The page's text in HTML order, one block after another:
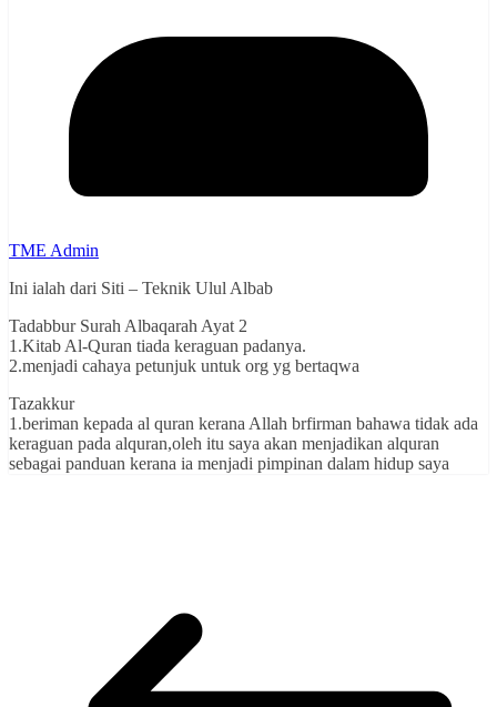
TME Admin
Ini ialah dari Siti – Teknik Ulul Albab
Tadabbur Surah Albaqarah Ayat 2
1.Kitab Al-Quran tiada keraguan padanya.
2.menjadi cahaya petunjuk untuk org yg bertaqwa
Tazakkur
1.beriman kepada al quran kerana Allah brfirman bahawa tidak ada
keraguan pada alquran,oleh itu saya akan menjadikan alquran
sebagai panduan kerana ia menjadi pimpinan dalam hidup saya